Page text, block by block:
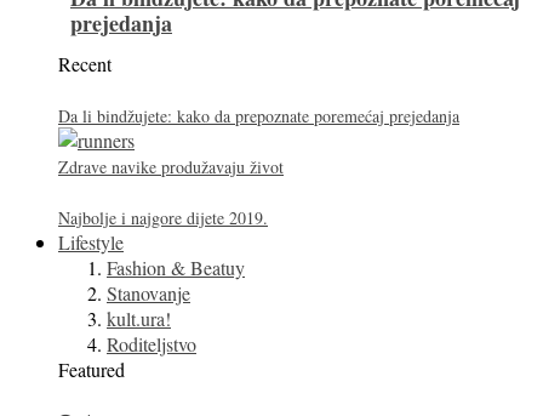
prejedanja
Recent
Da li bindžujete: kako da prepoznate poremećaj prejedanja
Zdrave navike produžavaju život
Najbolje i najgore dijete 2019.
Lifestyle
Fashion & Beatuy
Stanovanje
kult.ura!
Roditeljstvo
Featured